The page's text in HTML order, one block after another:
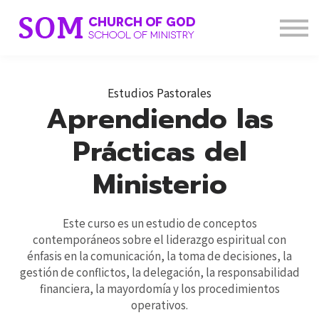
Courses
Important Links
Sign in
Estudios Pastorales
Aprendiendo las
Prácticas del
Ministerio
Este curso es un estudio de conceptos
contemporáneos sobre el liderazgo espiritual con
énfasis en la comunicación, la toma de decisiones, la
gestión de conflictos, la delegación, la responsabilidad
financiera, la mayordomía y los procedimientos
operativos.